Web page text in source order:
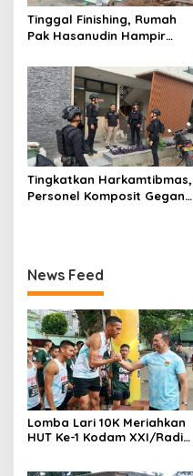
Tinggal Finishing, Rumah
Pak Hasanudin Hampir
TMMD (TNI Manunggal
Membangun Desa)
Tingkatkan Harkamtibmas,
Personel Komposit Gegana
News Feed
Lomba Lari 10K Meriahkan
HUT Ke-1 Kodam XXI/Radin